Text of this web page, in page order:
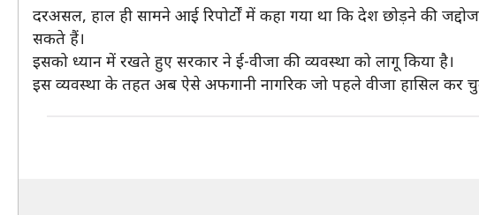
दरअसल, हाल ही सामने आई रिपोर्टों में कहा गया था कि देश छोड़ने की
सकते हैं।
इसको ध्यान में रखते हुए सरकार ने ई-वीजा की व्यवस्था को लागू किया है।
इस व्यवस्था के तहत अब ऐसे अफगानी नागरिक जो पहले वीजा हासिल कर